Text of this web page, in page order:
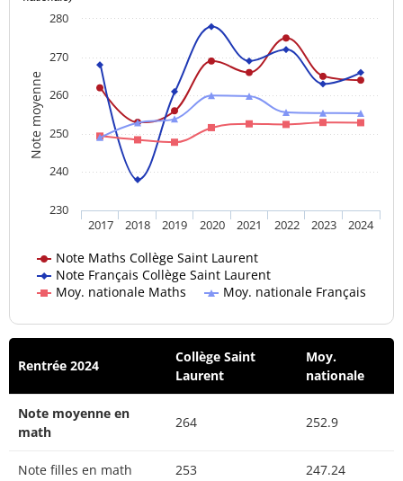
Note moyenne
Note Maths Collège Saint Laurent
Note Français Collège Saint Laurent
Moy. nationale Maths
Moy. nationale Français
2017 2018 2019 2020 2021 2022 2023 2024
230
240
250
260
270
280
Rentrée 2024
Collège Saint
Laurent
Moy.
nationale
Note moyenne en
math
264 252.9
Note filles en math 253 247.24